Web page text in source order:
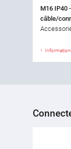
M16 IP40
câble/